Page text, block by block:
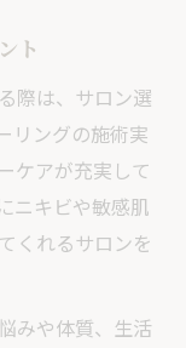
ト
際は、サロン選
リングの施術実
ケアが充実して
ニキビや敏感肌
くれるサロンを
みや体質、生活